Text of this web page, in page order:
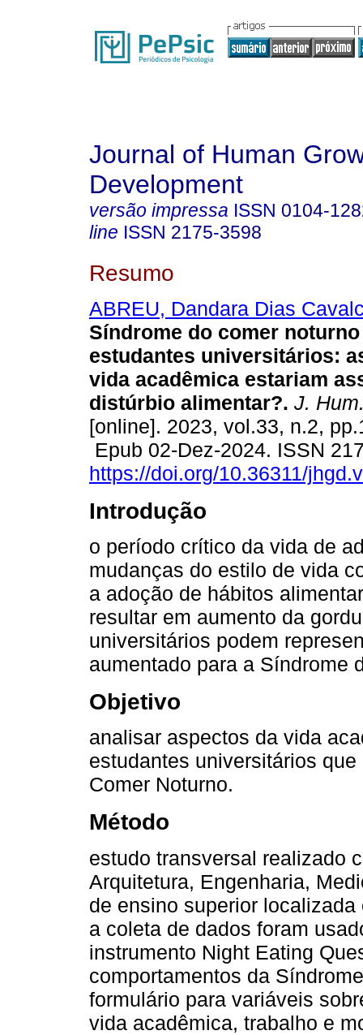
Journal of Human
Development
versão impressa ISSN 0104-
line ISSN 2175-3598
Resumo
ABREU, Dandara Dias
Síndrome do comer
estudantes universitários:
vida acadêmica estariam
distúrbio alimentar?. J.
[online]. 2023, vol.33, n.2,
Epub 02-Dez-2024. ISSN
https://doi.org/10.36311/
Introdução
o período crítico da vida de
mudanças do estilo de vida
a adoção de hábitos
resultar em aumento da
universitários podem
aumentado para a Síndrome
Objetivo
analisar aspectos da vida
estudantes universitários
Comer Noturno.
Método
estudo transversal realizado
Arquitetura, Engenharia,
de ensino superior
a coleta de dados foram
instrumento Night Eating
comportamentos da
formulário para variáveis
vida acadêmica, trabalho e